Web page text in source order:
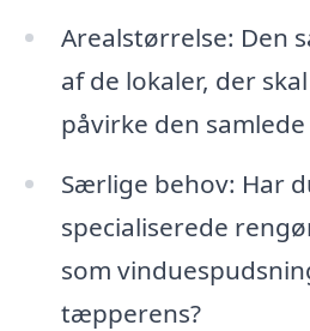
Arealstørrelse: Den
af de lokaler, der
påvirke den
Særlige behov: Har
specialiserede
som
tæpperens?